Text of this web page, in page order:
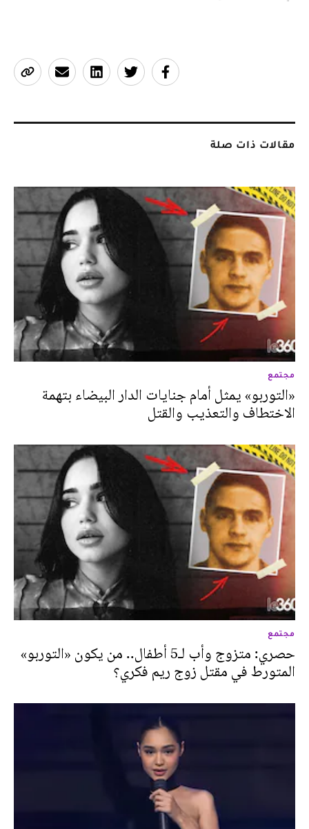
مقالات ذات صلة
مجتمع
«التوربو» يمثل أمام جنايات الدار البيضاء بتهمة
الاختطاف والتعذيب والقتل
مجتمع
حصري: متزوج وأب لـ5 أطفال.. من يكون «التوربو»
المتورط في مقتل زوج ريم فكري؟